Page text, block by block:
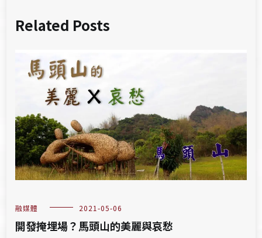
Related Posts
融媒體 2021-05-06
開發掩埋場？馬頭山的美麗與哀愁